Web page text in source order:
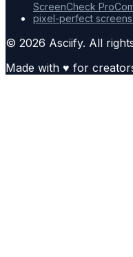
ScreenCheck Pro
pixel-perfect screens.
© 2026 Asciify. All
Made with ♥ for